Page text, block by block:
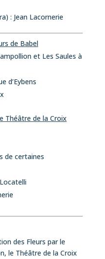
: Jean Lacornerie
de Babel
et Les Saules à
d’Eybens
Théâtre de la Croix
de certaines
des Fleurs par le
le Théâtre de la Croix